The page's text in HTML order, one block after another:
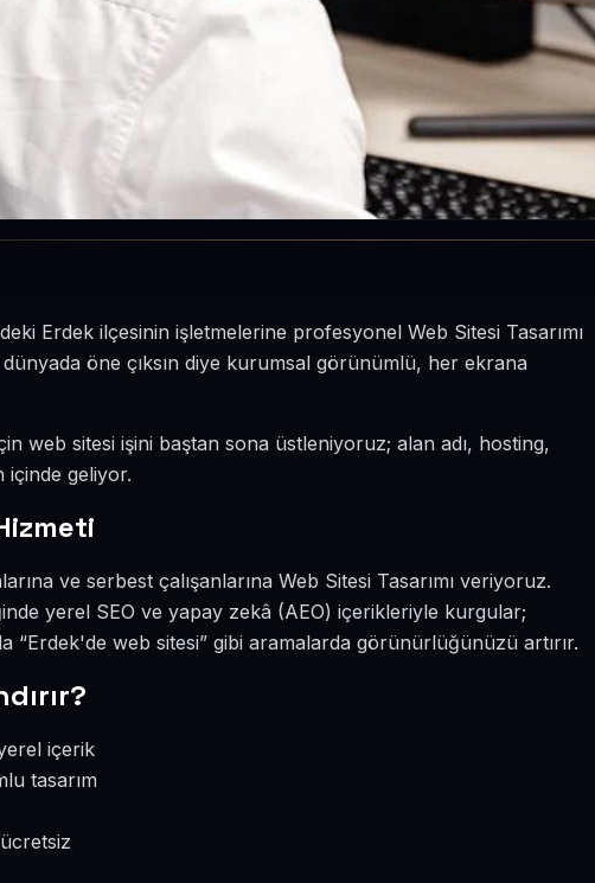
Erdek ilçesinin işletmelerine profesyonel Web Sitesi Tasarımı
öne çıksın diye kurumsal görünümlü, her ekrana
web sitesi işini baştan sona üstleniyoruz; alan adı, hosting,
içinde geliyor.
ve serbest çalışanlarına Web Sitesi Tasarımı veriyoruz.
yerel SEO ve yapay zekâ (AEO) içerikleriyle kurgular;
“Erdek'de web sitesi” gibi aramalarda görünürlüğünüzü artırır.
içerik
tasarım